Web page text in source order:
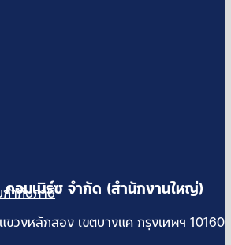
ำกับภาษี
อมเมิร์ซ จำกัด (สำนักงานใหญ่)
วงหลักสอง เขตบางแค กรุงเทพฯ 10160